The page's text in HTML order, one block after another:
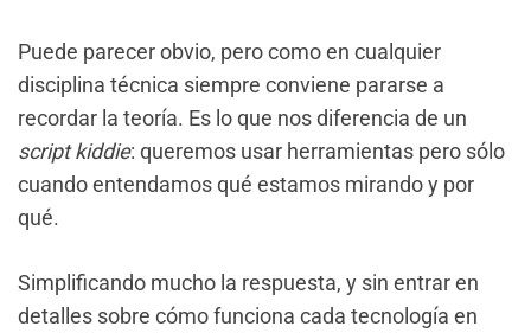
Puede parecer obvio, pero como en cualquier
disciplina técnica siempre conviene pararse a
recordar la teoría. Es lo que nos diferencia de un
script kiddie: queremos usar herramientas pero sólo
cuando entendamos qué estamos mirando y por
qué.
Simplificando mucho la respuesta, y sin entrar en
detalles sobre cómo funciona cada tecnología en